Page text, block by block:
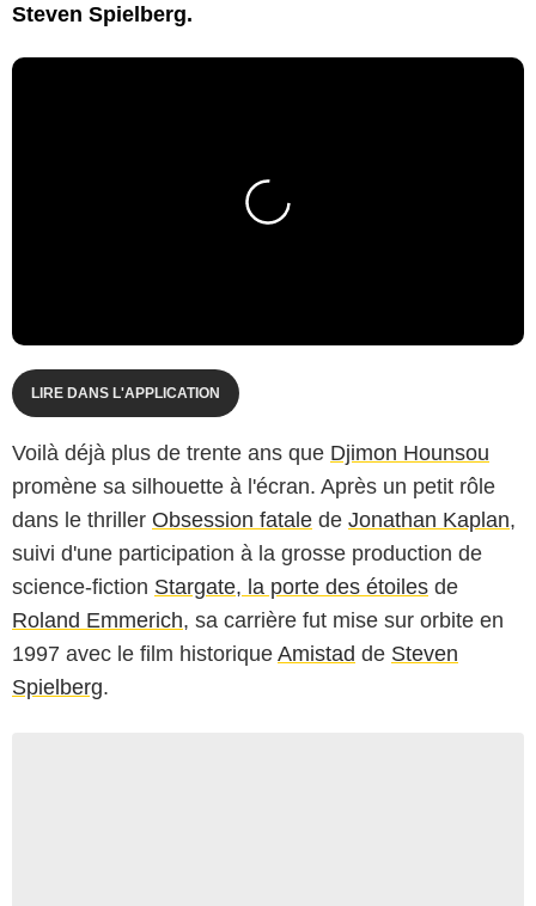
Steven Spielberg.
LIRE DANS L'APPLICATION
Voilà déjà plus de trente ans que Djimon Hounsou
promène sa silhouette à l'écran. Après un petit rôle
dans le thriller Obsession fatale de Jonathan Kaplan,
suivi d'une participation à la grosse production de
science-fiction Stargate, la porte des étoiles de
Roland Emmerich, sa carrière fut mise sur orbite en
1997 avec le film historique Amistad de Steven
Spielberg.